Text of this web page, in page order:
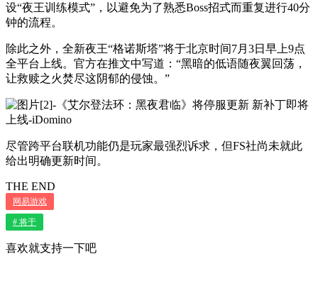
设“夜王训练模式”，以避免为了熟悉Boss招式而重复进行40分
钟的流程。
除此之外，全新夜王“格诺斯塔”将于北京时间7月3日早上9点
全平台上线。官方在推文中写道：“黑暗的低语随夜翼回荡，
让救赎之火焚尽这阴郁的侵蚀。”
尽管跨平台联机功能仍是玩家最强烈诉求，但FS社尚未就此
给出明确更新时间。
THE END
网易游戏
# 将于
喜欢就支持一下吧